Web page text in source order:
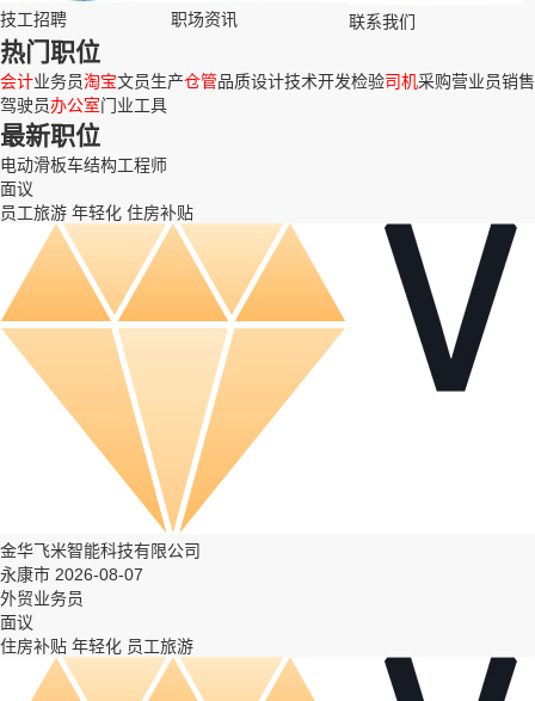
技工招聘 职场资讯 联系我们
热门职位
会计业务员淘宝文员生产仓管品质设计技术开发检验司机采购营业员销售
驾驶员办公室门业工具
最新职位
电动滑板车结构工程师
面议
员工旅游 年轻化 住房补贴
金华飞米智能科技有限公司
永康市 2026-08-07
外贸业务员
面议
住房补贴 年轻化 员工旅游